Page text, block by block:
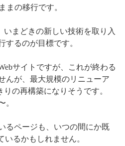
まの移行です。
いまどきの新しい技術を取り入
するのが目標です。
サイトですが、これが終わる
んが、最大規模のリニューア
の再構築になりそうです。
。
るページも、いつの間にか既
るかもしれません。